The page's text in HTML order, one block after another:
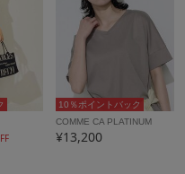
と着用いただけます
ゴTや同素材のテーパード
すすめです
ーーーーーー
10％ポイントバック
COMME CA PLATINUM
¥13,200